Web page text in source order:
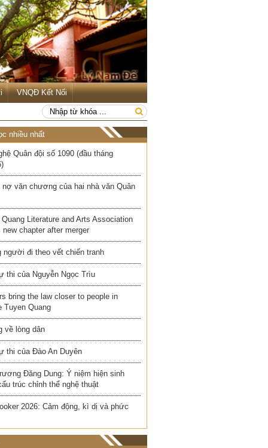
VNQĐ Kết Nối
nhiều nhất
Quân đội số 1090 (đầu tháng
nợ văn chương của hai nhà văn Quân
Literature and Arts Association
new chapter after merger
người đi theo vết chiến tranh
thi của Nguyễn Ngọc Trìu
bring the law closer to people in
Tuyen Quang
về lòng dân
thi của Đào An Duyên
Đăng Dung: Ý niệm hiện sinh
trúc chỉnh thể nghệ thuật
2026: Cảm động, kì dị và phức